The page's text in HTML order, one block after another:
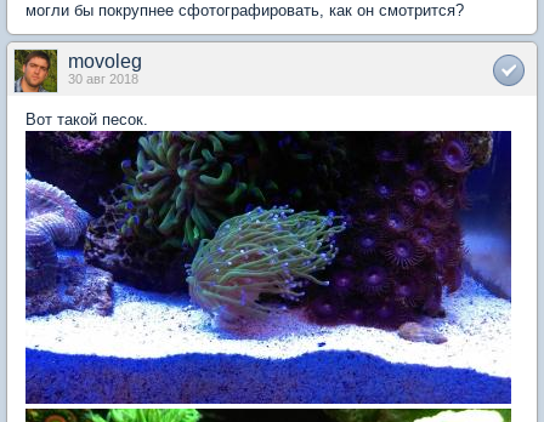
могли бы покрупнее сфотографировать, как он смотрится?
movoleg
30 авг 2018
Вот такой песок.